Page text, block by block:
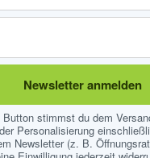
Newsletter anmelden
stimmst du dem
Personalisierung
Newsletter (z. B.